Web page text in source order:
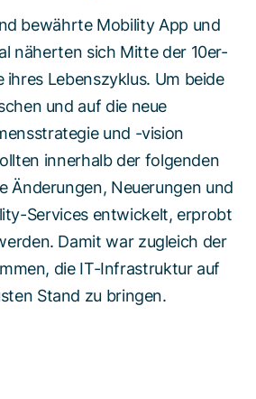
bewährte Mobility App und
näherten sich Mitte der 10er-
ihres Lebenszyklus. Um beide
und auf die neue
und -vision
innerhalb der folgenden
Änderungen, Neuerungen und
Services entwickelt, erprobt
Damit war zugleich der
die IT-Infrastruktur auf
Stand zu bringen.